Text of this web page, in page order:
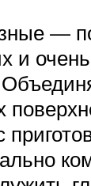
—
и